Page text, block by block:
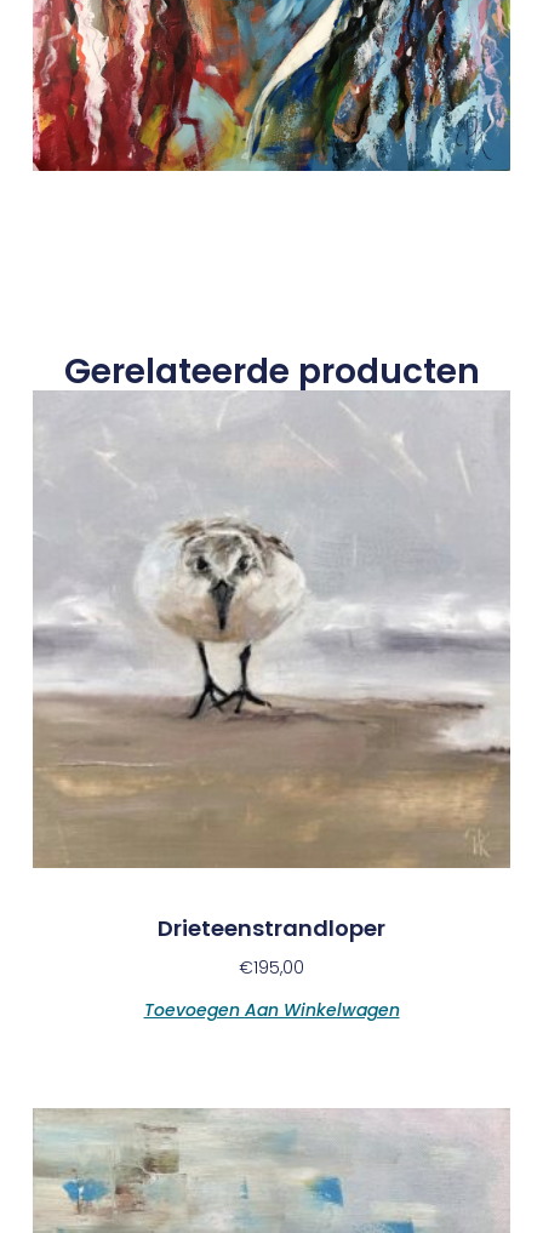
Gerelateerde producten
Drieteenstrandloper
€195,00
Toevoegen Aan Winkelwagen